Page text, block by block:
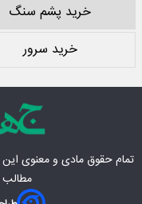
خرید پشم سنگ
خرید سرور
تمام حقوق مادی‌ و معنوی
مطالب